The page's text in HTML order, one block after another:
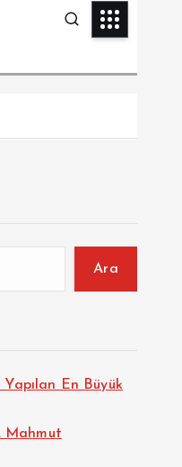
Ara
En Büyük
Mahmut